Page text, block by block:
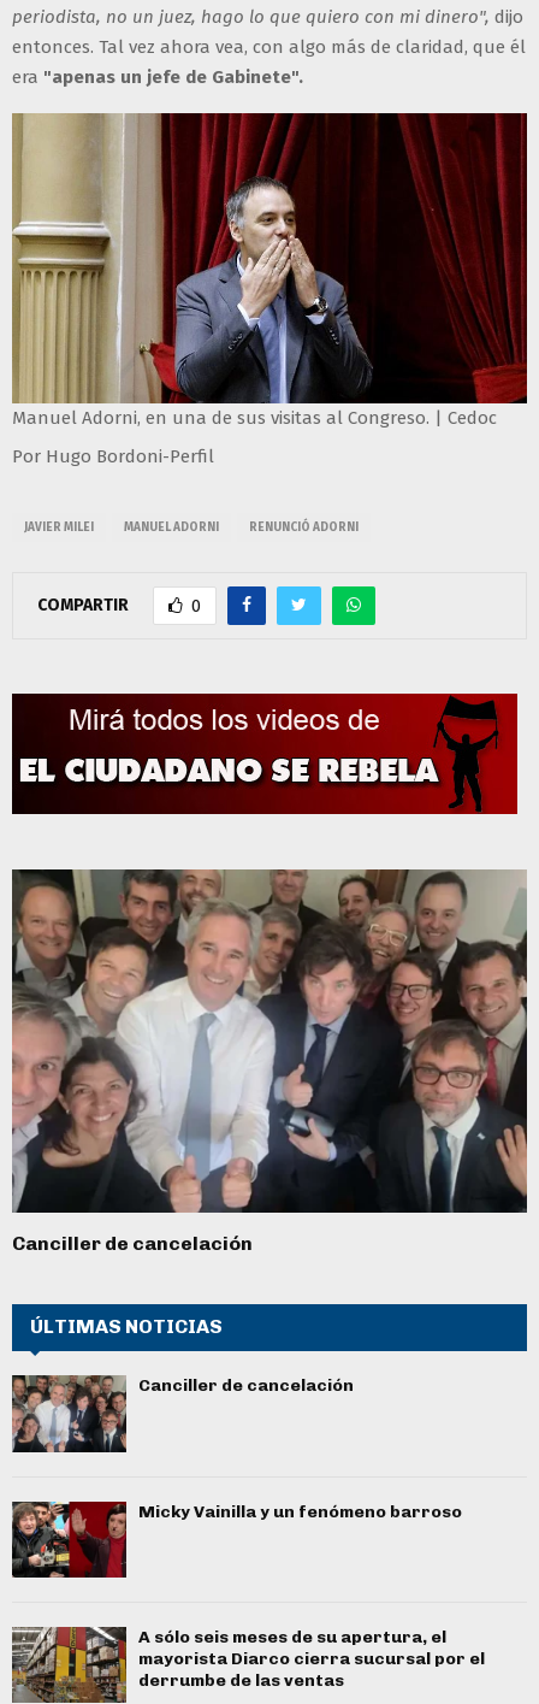
periodista, no un juez, hago lo que quiero con mi dinero", dijo
entonces. Tal vez ahora vea, con algo más de claridad, que él
era "apenas un jefe de Gabinete".
Manuel Adorni, en una de sus visitas al Congreso. | Cedoc
Por Hugo Bordoni-Perfil
JAVIER MILEI MANUEL ADORNI RENUNCIÓ ADORNI
COMPARTIR 0
Canciller de cancelación
ÚLTIMAS NOTICIAS
Canciller de cancelación
Micky Vainilla y un fenómeno barroso
A sólo seis meses de su apertura, el
mayorista Diarco cierra sucursal por el
derrumbe de las ventas